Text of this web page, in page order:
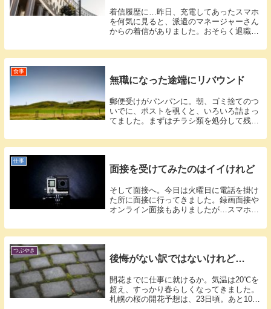
着信履歴に…昨日、充電してあったスマホ
を何気に見ると、派遣のマネージャーさん
からの着信がありました。おそらく退職に
食事
無職になった途端にリバウンド
郵便受けがパンパンに。朝、ゴミ捨てのつ
いでに、ポストを覗くと、いろいろ詰まっ
てました。まずはチラシ類を処分して残っ
仕事
面接を受けてみたのはイイけれど
そして面接へ。今日は火曜日に電話を掛け
た所に面接に行ってきました。録画面接や
オンライン面接もありましたが…スマホで
つぶやき
後悔がない訳ではないけれど…
開花までに仕事に就けるか。気温は20℃を
超え、すっかり春らしくなってきました。
札幌の桜の開花予想は、23日頃。あと10